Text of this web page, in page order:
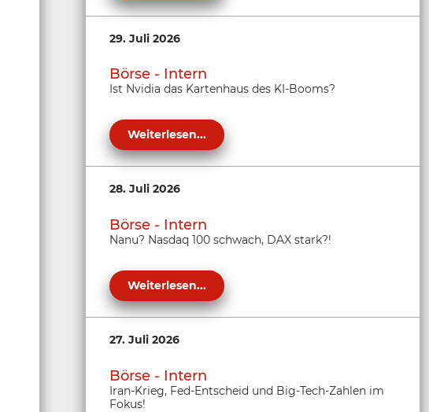
29. Juli 2026
Börse - Intern
Ist Nvidia das Kartenhaus des KI-Booms?
Weiterlesen...
28. Juli 2026
Börse - Intern
Nanu? Nasdaq 100 schwach, DAX stark?!
Weiterlesen...
27. Juli 2026
Börse - Intern
Iran-Krieg, Fed-Entscheid und Big-Tech-Zahlen im
Fokus!